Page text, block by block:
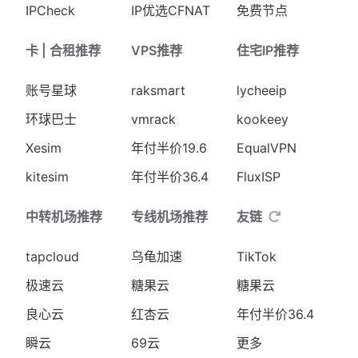
IPCheck IP优选CFNAT 免费节点
卡 | 合租推荐
账号星球
环球巴士
Xesim
kitesim
VPS推荐
raksmart
vmrack
年付半价19.6
年付半价36.4
住宅IP推荐
lycheeip
kookeey
EqualVPN
FluxISP
中转机场推荐
tapcloud
极速云
良心云
瞬云
专线机场推荐
乌龟加速
糖果云
红杏云
69云
友链
TikTok
糖果云
年付半价36.4
更多